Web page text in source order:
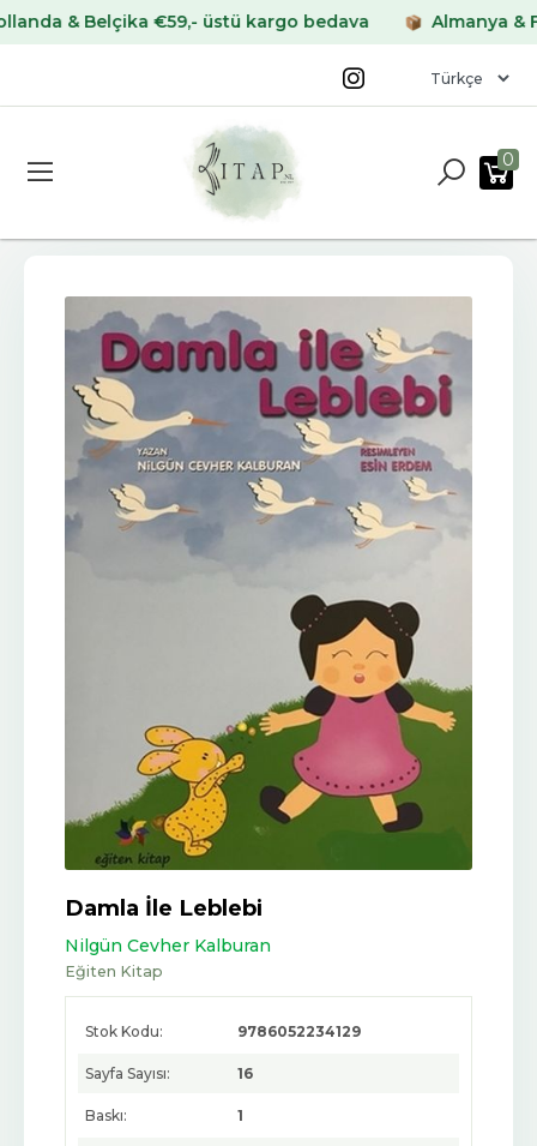
& Belçika €59,- üstü kargo bedava Almanya &
0
Damla İle Leblebi
Nilgün Cevher Kalburan
Eğiten Kitap
Stok Kodu: 9786052234129
Sayfa Sayısı: 16
Baskı: 1